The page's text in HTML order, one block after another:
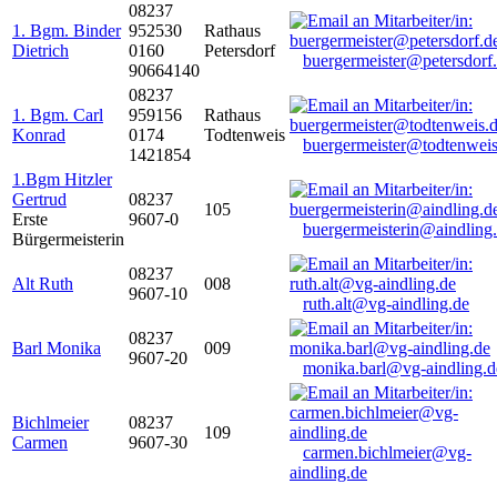
1. Bgm. Binder
Dietrich
08237
952530
0160
90664140
Rathaus
Petersdorf
1. Bgm. Carl
Konrad
08237
959156
0174
1421854
Rathaus
Todtenweis
1.Bgm Hitzler
Gertrud
Erste
Bürgermeisterin
08237
9607-0
105
Alt Ruth
08237
9607-10
008
ruth.alt@vg-aindling.de
Barl Monika
08237
9607-20
009
monika.barl@vg-
Bichlmeier
Carmen
08237
9607-30
109
carmen.bichlmeier@vg-
aindling.de